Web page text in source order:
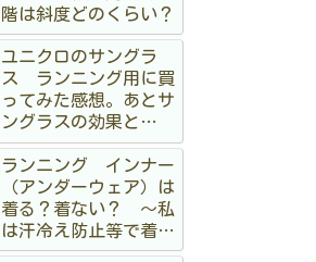
階は斜度どのくらい？
ユニクロのサングラ
ス ランニング用に買
ってみた感想。あとサ
ングラスの効果と
か 〜オークリーも持
ってるけど〜
ランニング インナー
（アンダーウェア）は
着る？着ない？ 〜私
は汗冷え防止等で着る
派です〜